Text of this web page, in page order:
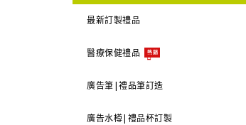
最新訂製禮品
醫療保健禮品 熱銷
廣告筆|禮品筆訂造
廣告水樽|禮品杯訂製